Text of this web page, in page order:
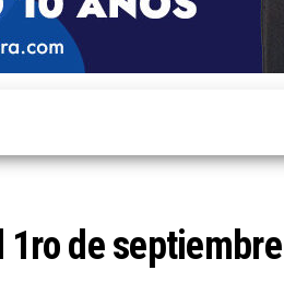
1ro de septiembre